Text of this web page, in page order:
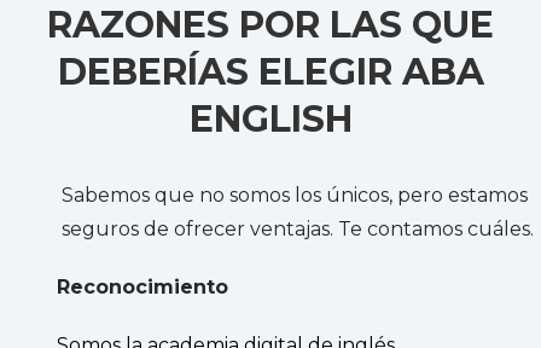
RAZONES POR LAS QUE
DEBERÍAS ELEGIR ABA
ENGLISH
Sabemos que no somos los únicos, pero estamos
seguros de ofrecer ventajas. Te contamos cuáles.
Reconocimiento